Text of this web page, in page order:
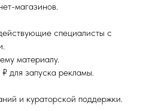
магазинов.
специалисты с
материалу.
для запуска рекламы.
и кураторской поддержки.